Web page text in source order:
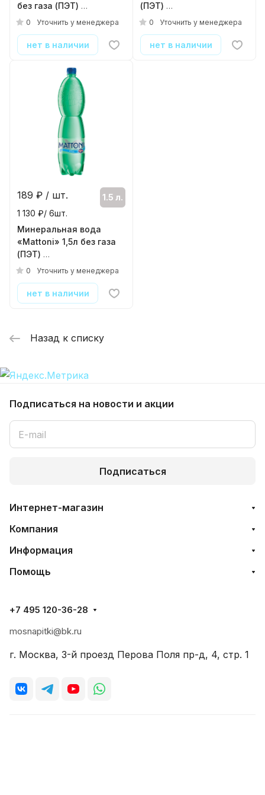
без газа (ПЭТ)
( 6шт./уп. )
0 Уточнить у менеджера
нет в наличии
(ПЭТ)
( 6шт./уп. )
0 Уточнить у менеджера
нет в наличии
189 ₽ / шт.
1.5 л.
1 130 ₽/ 6шт.
Минеральная вода
«Mattoni» 1,5л без газа
(ПЭТ)
( 6шт./уп. )
0 Уточнить у менеджера
нет в наличии
Назад к списку
Подписаться на новости и акции
Подписаться
Интернет-магазин
Компания
Информация
Помощь
+7 495 120-36-28
mosnapitki@bk.ru
г. Москва, 3-й проезд Перова Поля пр-д, 4, стр. 1